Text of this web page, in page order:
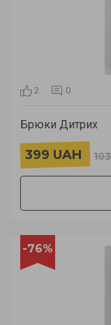
2 0
Брюки Дитрих
399 UAH
-76%